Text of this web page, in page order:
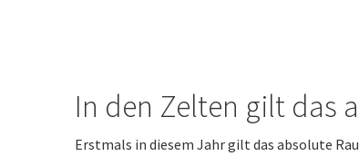
In den Zelten gilt das
Erstmals in diesem Jahr gilt das absolute